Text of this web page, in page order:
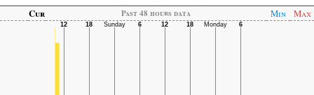
Cur Past 48 hours data Min Max